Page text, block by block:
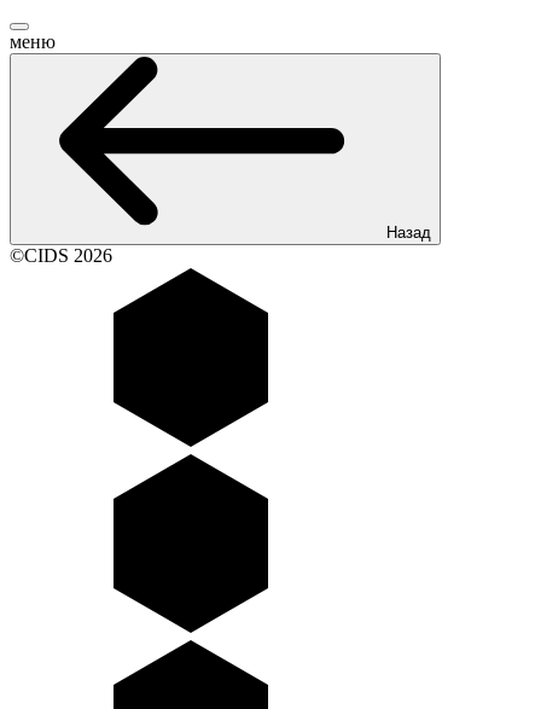
меню
Назад
©CIDS 2026